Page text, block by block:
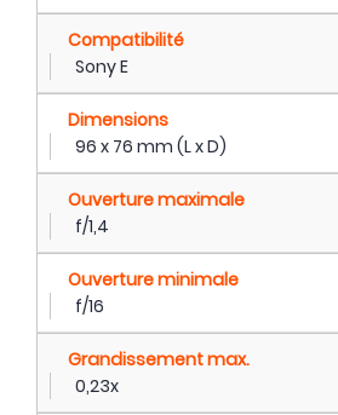
Compatibilité
Sony E
Dimensions
96 x 76 mm (L x D)
Ouverture maximale
f/1,4
Ouverture minimale
f/16
Grandissement max.
0,23x